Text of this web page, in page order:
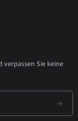
Sie keine